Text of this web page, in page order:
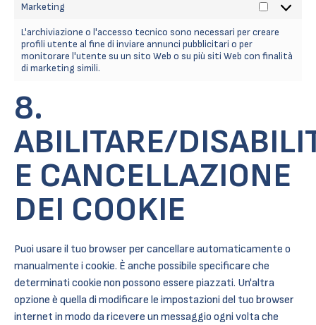
Marketing
Marketing
L'archiviazione o l'accesso tecnico sono necessari per creare
profili utente al fine di inviare annunci pubblicitari o per
monitorare l'utente su un sito Web o su più siti Web con finalità
di marketing simili.
8.
ABILITARE/
E CANCELLAZIONE
DEI COOKIE
Puoi usare il tuo browser per cancellare automaticamente o
manualmente i cookie. È anche possibile specificare che
determinati cookie non possono essere piazzati. Un'altra
opzione è quella di modificare le impostazioni del tuo browser
internet in modo da ricevere un messaggio ogni volta che